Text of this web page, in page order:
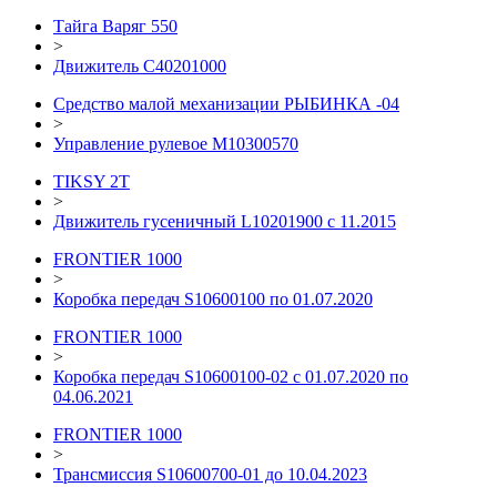
Тайга Варяг 550
>
Движитель С40201000
Средство малой механизации РЫБИНКА -04
>
Управление рулевое М10300570
TIKSY 2T
>
Движитель гусеничный L10201900 с 11.2015
FRONTIER 1000
>
Коробка передач S10600100 по 01.07.2020
FRONTIER 1000
>
Коробка передач S10600100-02 с 01.07.2020 по
04.06.2021
FRONTIER 1000
>
Трансмиссия S10600700-01 до 10.04.2023